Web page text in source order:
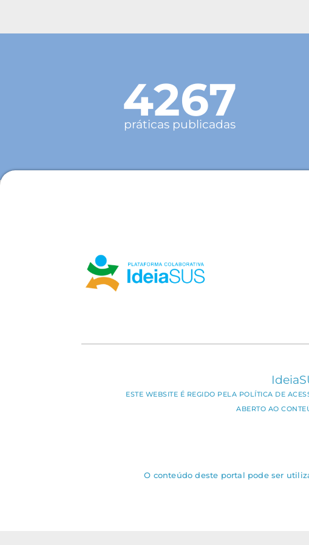
4267
práticas publicadas
ESTE WEBSITE É REGIDO PELA POLÍTICA DE
ABERTO AO
O conteúdo deste portal pode ser